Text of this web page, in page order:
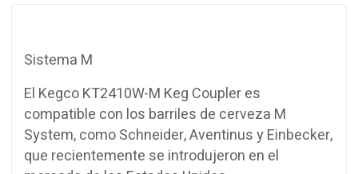
Sistema M
El Kegco KT2410W-M Keg Coupler es
compatible con los barriles de cerveza M
System, como Schneider, Aventinus y Einbecker,
que recientemente se introdujeron en el